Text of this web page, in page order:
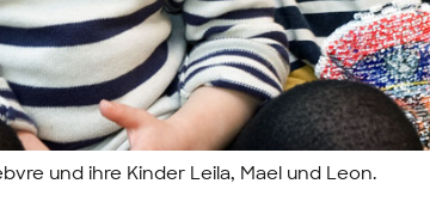
und ihre Kinder Leila, Mael und Leon.